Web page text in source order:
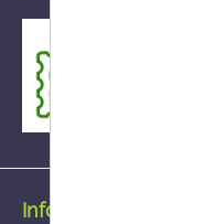
Informationen